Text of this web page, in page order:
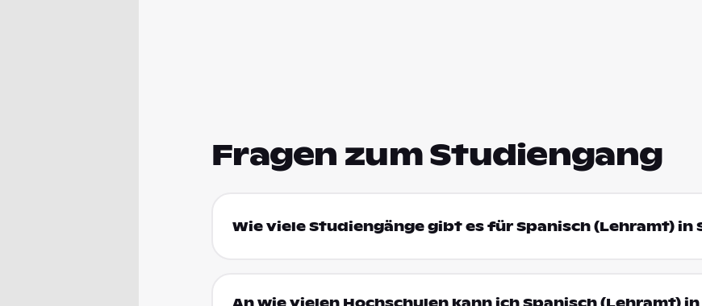
Fragen zum Studiengang
Wie viele Studiengänge gibt es für Spanisch (Lehramt) in